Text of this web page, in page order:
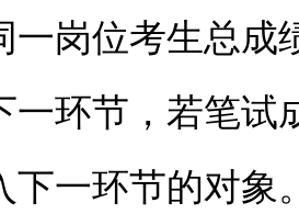
一岗位考生总成
一环节，若笔试
下一环节的对象